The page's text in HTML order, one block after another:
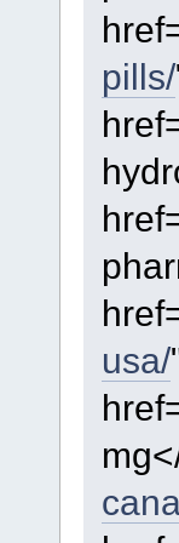
pills/
usa/